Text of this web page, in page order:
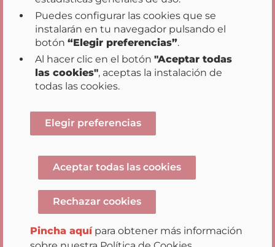
Inicio | Transparencia | Participación
Datos Abiertos | Acción de Gobierno
Buenas Prácticas
Mapa web | Aviso legal
Opciones de privacidad
Gobierno de NavarraAvenida Carlos III 2, Planta
Baja 31012 Pamplona / Iruña Tel.+34 948 012 012
Puedes configurar las cookies que se
instalarán en tu navegador pulsando el
botón “Elegir preferencias”.
Al hacer clic en el botón "Aceptar todas
las cookies", aceptas la instalación de
todas las cookies.
Elegir preferencias
Aceptar todas las cookies
Rechazar cookies
Pincha aquí para obtener más información